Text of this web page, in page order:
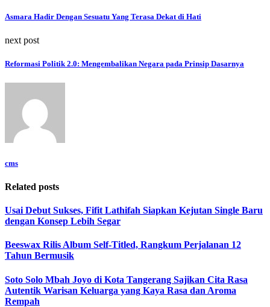
Asmara Hadir Dengan Sesuatu Yang Terasa Dekat di Hati
next post
Reformasi Politik 2.0: Mengembalikan Negara pada Prinsip Dasarnya
cms
Related posts
Usai Debut Sukses, Fifit Lathifah Siapkan Kejutan Single Baru
dengan Konsep Lebih Segar
Beeswax Rilis Album Self-Titled, Rangkum Perjalanan 12
Tahun Bermusik
Soto Solo Mbah Joyo di Kota Tangerang Sajikan Cita Rasa
Autentik Warisan Keluarga yang Kaya Rasa dan Aroma
Rempah